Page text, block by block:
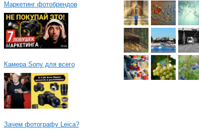
Маркетинг фотобрендов
Камера Sony для всего
Зачем фотографу Leica?